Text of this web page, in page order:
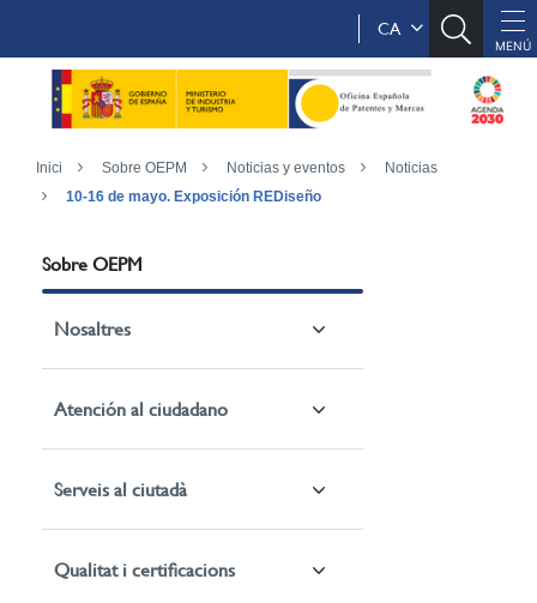
CA
Inici Sobre OEPM Noticias y eventos
Noticias
10-16 de mayo. Exposición REDiseño
Sobre OEPM
Nosaltres
Atención al ciudadano
Serveis al ciutadà
Qualitat i certificacions